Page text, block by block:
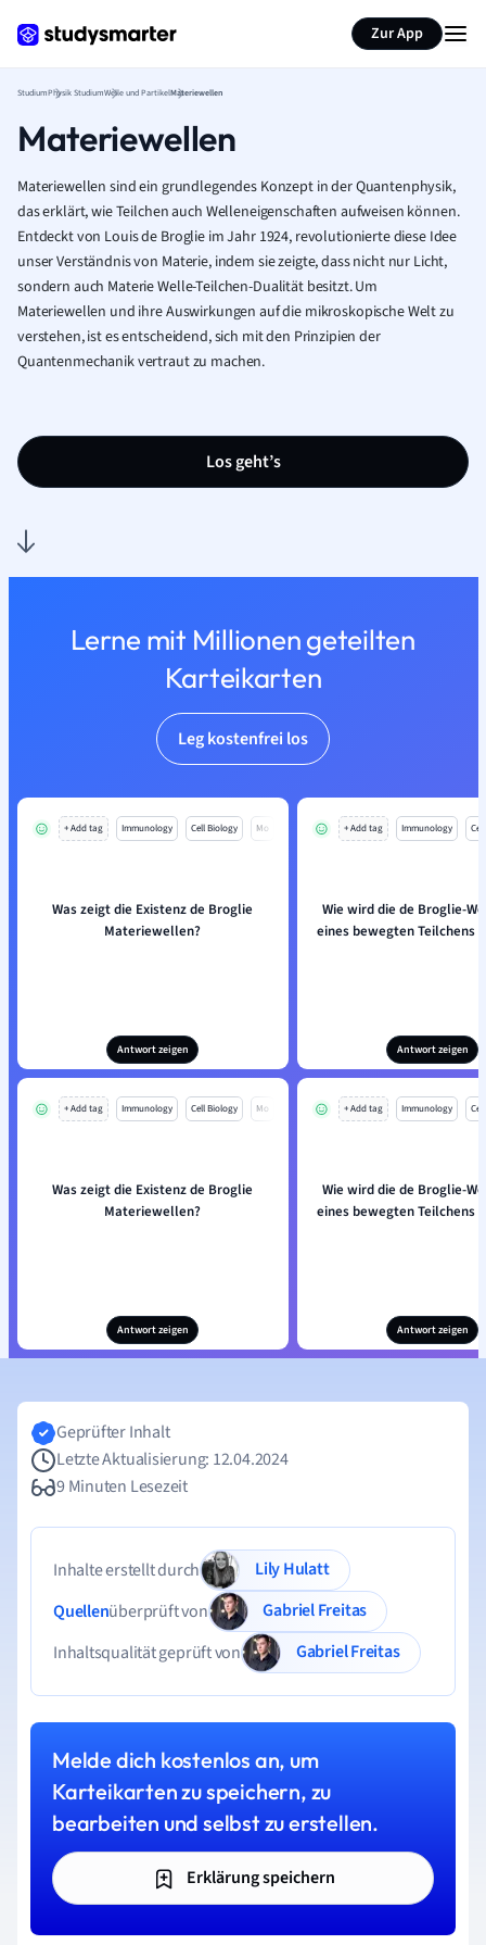
Zur App
StudiumPhysik StudiumWelle und PartikelMateriewellen
Materiewellen
Materiewellen sind ein grundlegendes Konzept in der Quantenphysik,
das erklärt, wie Teilchen auch Welleneigenschaften aufweisen können.
Entdeckt von Louis de Broglie im Jahr 1924, revolutionierte diese Idee
unser Verständnis von Materie, indem sie zeigte, dass nicht nur Licht,
sondern auch Materie Welle-Teilchen-Dualität besitzt. Um
Materiewellen und ihre Auswirkungen auf die mikroskopische Welt zu
verstehen, ist es entscheidend, sich mit den Prinzipien der
Quantenmechanik vertraut zu machen.
Los geht’s
Lerne mit Millionen geteilten
Karteikarten
Leg kostenfrei los
+ Add tag Immunology Cell Biology Mo
Was zeigt die Existenz de Broglie
Materiewellen?
Antwort zeigen
+ Add tag Immunology
Wie wird die de Broglie-
eines bewegten Teilchens
Antwort zeigen
+ Add tag Immunology Cell Biology Mo
Was zeigt die Existenz de Broglie
Materiewellen?
Antwort zeigen
+ Add tag Immunology
Wie wird die de Broglie-
eines bewegten Teilchens
Antwort zeigen
Geprüfter Inhalt
Letzte Aktualisierung: 12.04.2024
9 Minuten Lesezeit
Inhalte erstellt durch
Lily Hulatt
Quellenüberprüft von
Gabriel Freitas
Inhaltsqualität geprüft von
Gabriel Freitas
Melde dich kostenlos an, um
Karteikarten zu speichern, zu
bearbeiten und selbst zu erstellen.
Erklärung speichern